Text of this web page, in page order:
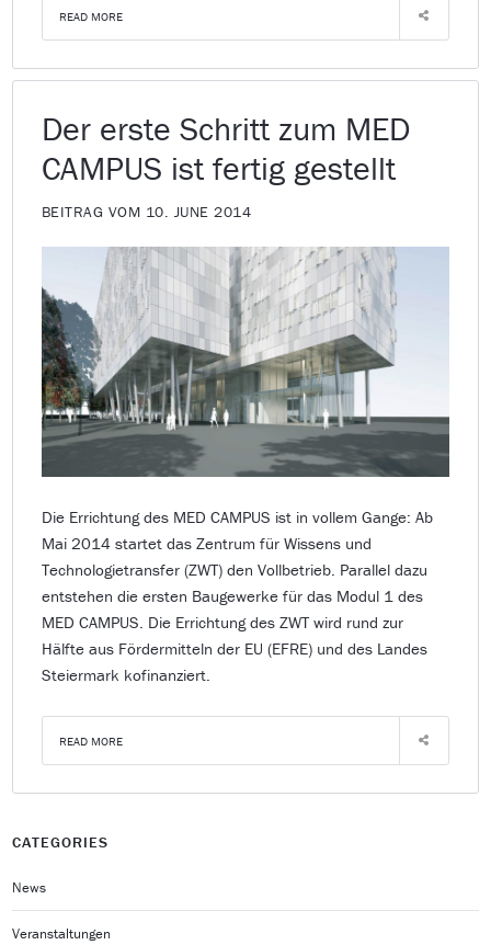
READ MORE
Der erste Schritt zum MED
CAMPUS ist fertig gestellt
BEITRAG VOM 10. JUNE 2014
Die Errichtung des MED CAMPUS ist in vollem Gange: Ab
Mai 2014 startet das Zentrum für Wissens und
Technologietransfer (ZWT) den Vollbetrieb. Parallel dazu
entstehen die ersten Baugewerke für das Modul 1 des
MED CAMPUS. Die Errichtung des ZWT wird rund zur
Hälfte aus Fördermitteln der EU (EFRE) und des Landes
Steiermark kofinanziert.
READ MORE
CATEGORIES
News
Veranstaltungen